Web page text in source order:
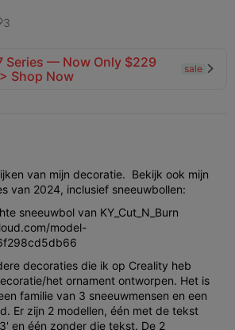
3
Series — Now Only $229
Shop Now
sale 
van mijn decoratie. Bekijk ook mijn
van 2024, inclusief sneeuwbollen:
sneeuwbol van KY_Cut_N_Burn
model-
decoraties die ik op Creality heb
het ornament ontworpen. Het is
familie van 3 sneeuwmensen en een
Er zijn 2 modellen, één met de tekst
en één zonder die tekst. De 2